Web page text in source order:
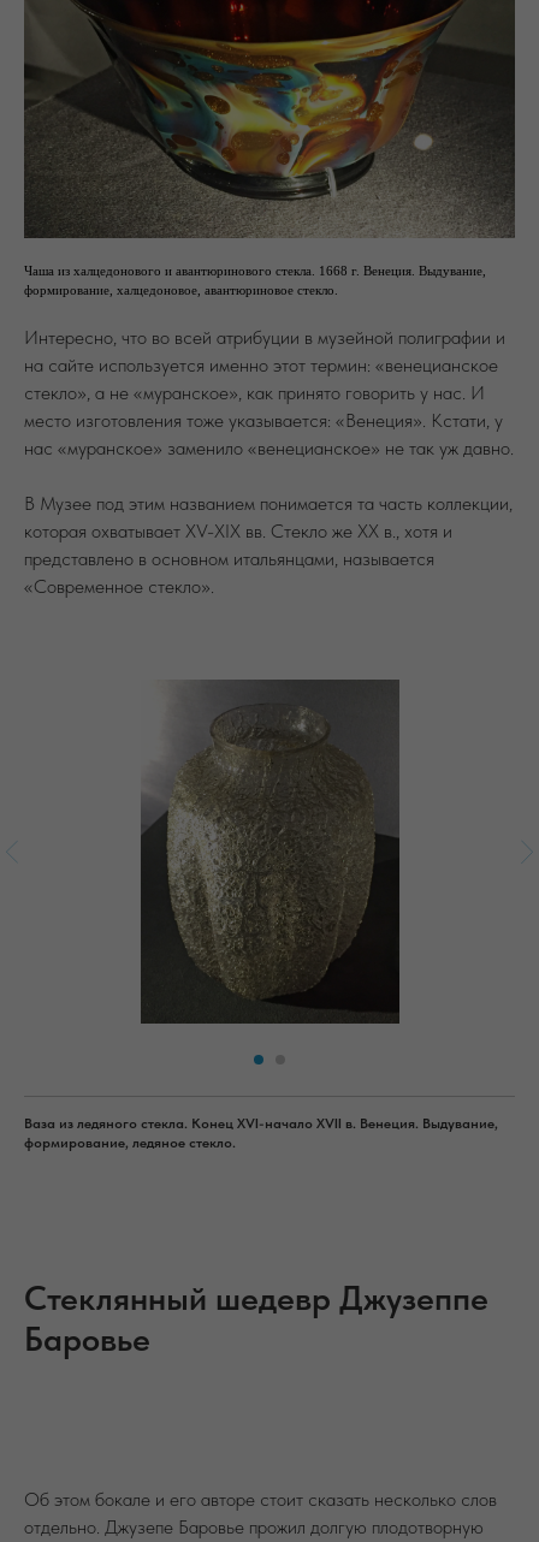
Чаша из халцедонового и авантюринового стекла. 1668 г. Венеция. Выдувание,
формирование, халцедоновое, авантюриновое стекло.
Интересно, что во всей атрибуции в музейной полиграфии и
на сайте используется именно этот термин: «венецианское
стекло», а не «муранское», как принято говорить у нас. И
место изготовления тоже указывается: «Венеция». Кстати, у
нас «муранское» заменило «венецианское» не так уж давно.
В Музее под этим названием понимается та часть коллекции,
которая охватывает XV-XIX вв. Стекло же XX в., хотя и
представлено в основном итальянцами, называется
«Современное стекло».
Ваза из ледяного стекла. Конец XVI-начало XVII в. Венеция. Выдувание,
формирование, ледяное стекло.
Стеклянный шедевр Джузеппе
Баровье
Об этом бокале и его авторе стоит сказать несколько слов
отдельно. Джузепе Баровье прожил долгую плодотворную